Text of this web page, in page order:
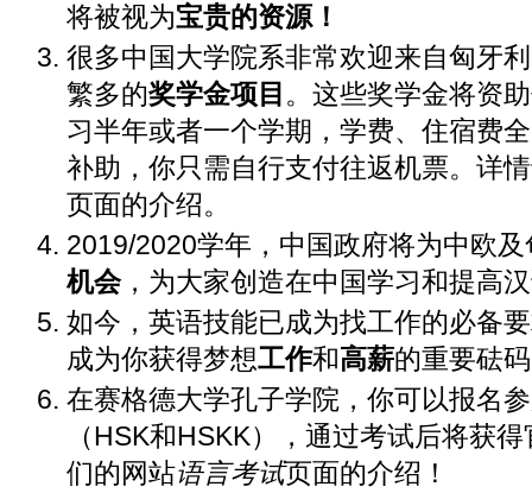
将被视为宝贵的资源！
很多中国大学院系非常欢迎来自匈牙
繁多的奖学金项目 。这些奖学金将资
习半年或者一个学期，学费、住宿费
补助，你只需自行支付往返机票。详
页面的介绍。
2019/2020学年，中国政府将为中欧
机会，为大家创造在中国学习和提高
如今，英语技能已成为找工作的必备
成为你获得梦想工作和高薪的重要砝
在赛格德大学孔子学院，你可以报名
（HSK和HSKK），通过考试后将获
们的网站语言考试页面的介绍！